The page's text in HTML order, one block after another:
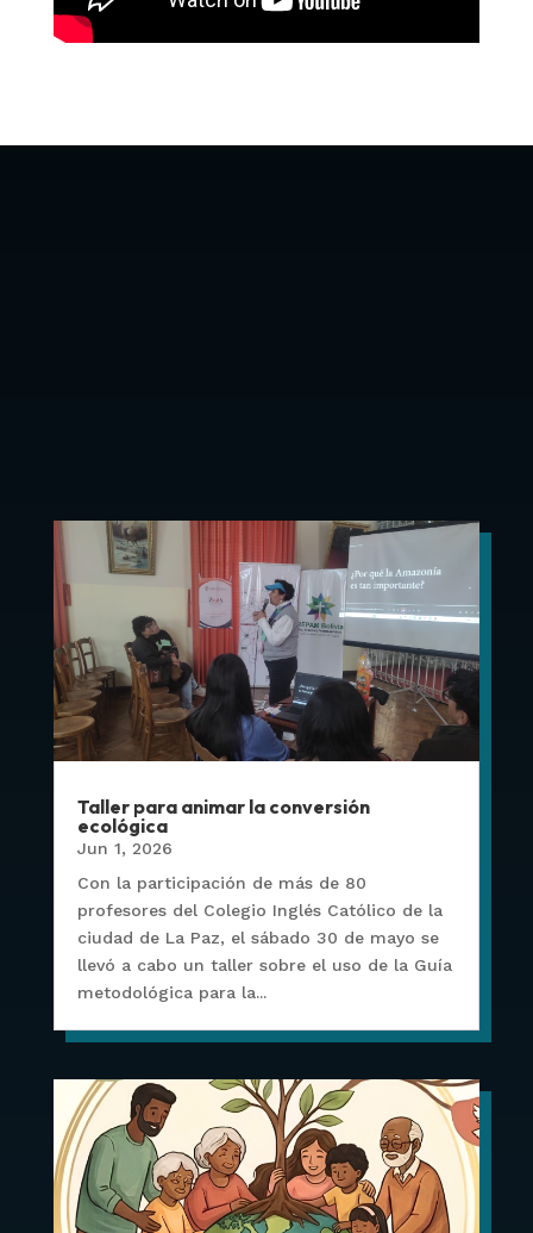
Taller para animar la conversión
ecológica
Jun 1, 2026
Con la participación de más de 80
profesores del Colegio Inglés Católico de la
ciudad de La Paz, el sábado 30 de mayo se
llevó a cabo un taller sobre el uso de la Guía
metodológica para la...